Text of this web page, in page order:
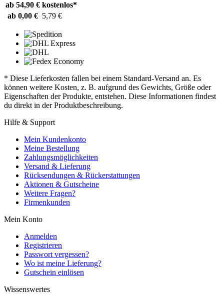
ab 54,90 € kostenlos*
ab 0,00 € 5,79 €
* Diese Lieferkosten fallen bei einem Standard-Versand an. Es
können weitere Kosten, z. B. aufgrund des Gewichts, Größe oder
Eigenschaften der Produkte, entstehen. Diese Informationen findest
du direkt in der Produktbeschreibung.
Hilfe & Support
Mein Kundenkonto
Meine Bestellung
Zahlungsmöglichkeiten
Versand & Lieferung
Rücksendungen & Rückerstattungen
Aktionen & Gutscheine
Weitere Fragen?
Firmenkunden
Mein Konto
Anmelden
Registrieren
Passwort vergessen?
Wo ist meine Lieferung?
Gutschein einlösen
Wissenswertes